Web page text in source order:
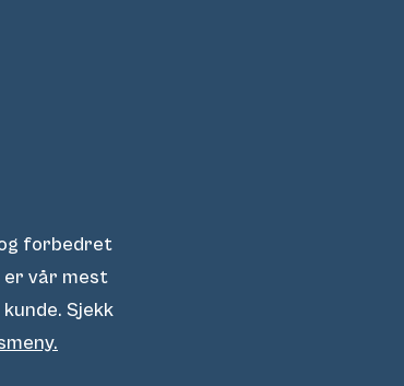
forbedret
er vår mest
Sjekk